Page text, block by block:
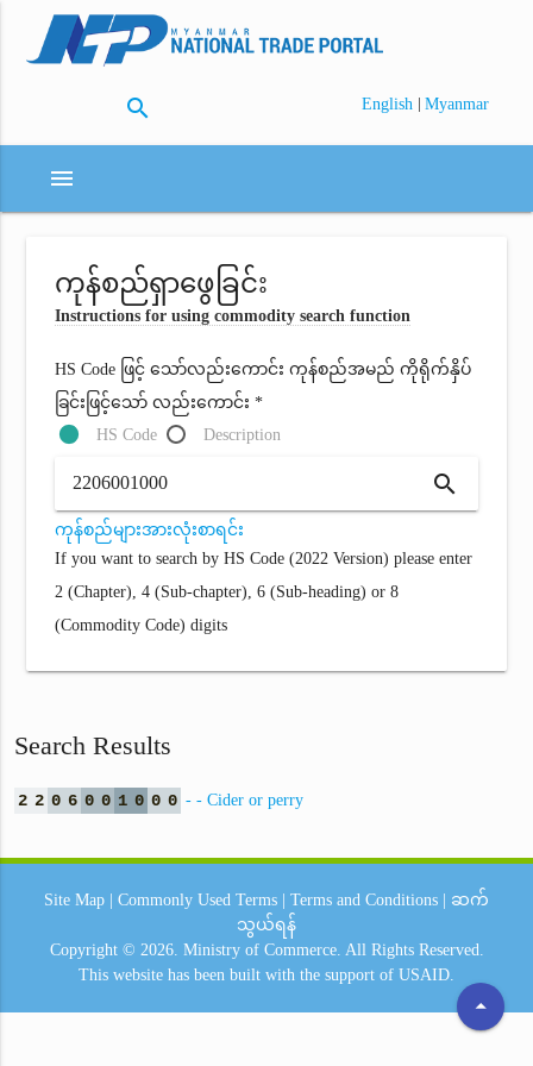
search English | Myanmar
menu
ကုန်စည်ရှာဖွေခြင်း
Instructions for using commodity search function
HS Code ဖြင့် သော်လည်းကောင်း ကုန်စည်အမည် ကိုရိုက်နှိပ်
ခြင်းဖြင့်သော် လည်းကောင်း *
HS Code
Description
search
ကုန်စည်များအားလုံးစာရင်း
If you want to search by HS Code (2022 Version) please enter
2 (Chapter), 4 (Sub-chapter), 6 (Sub-heading) or 8
(Commodity Code) digits
Search Results
2 2 0 6 0 0 1 0 0 0 - - Cider or perry
arrow_drop_up
Site Map Commonly Used Terms Terms and Conditions
ဆက်
သွယ်ရန်
Copyright © 2026. Ministry of Commerce. All Rights Reserved.
This website has been built with the support of USAID.